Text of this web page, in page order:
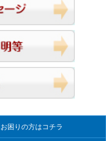
お困りの方はコチラ